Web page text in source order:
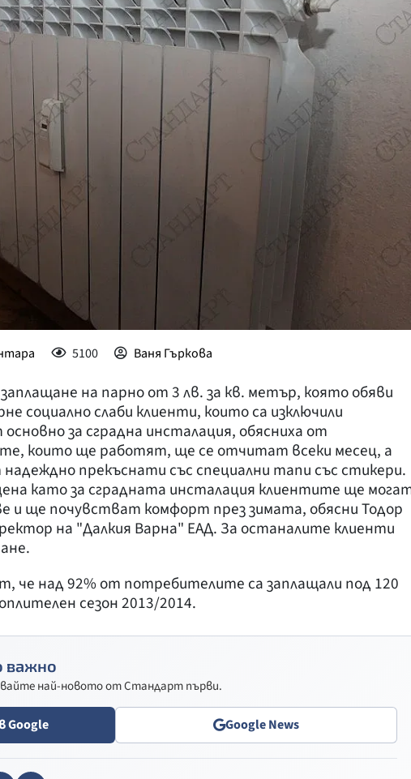
КУЛТУРА
ПРАВОСЪДИЕ
КРИМИ
ОБЯВИ
ВОЙНАТА В
5100 Ваня Гъркова
на парно от 3 лв. за кв. метър, която обяви
социално слаби клиенти, които са изключили
за сградна инсталация, обясниха от
които ще работят, ще се отчитат всеки месец, а
прекъснати със специални тапи със стикери.
като за сградната инсталация клиентите ще
и ще почувстват комфорт през зимата, обясни Тодор
на "Далкия Варна" ЕАД. За останалите клиенти
че над 92% от потребителите са заплащали под 120
сезон 2013/2014.
важно
най-новото от Стандарт първи.
Google Google News